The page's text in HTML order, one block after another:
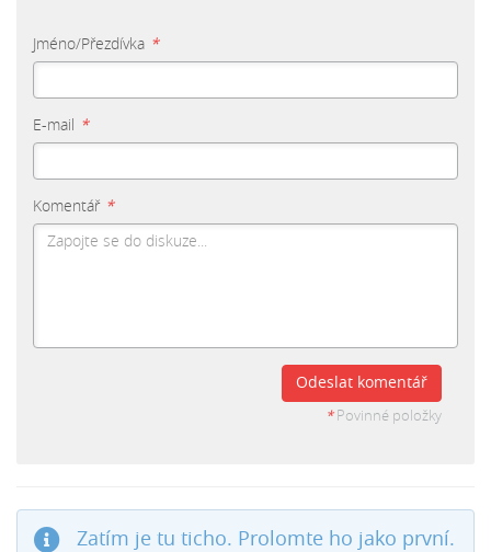
Jméno/Přezdívka *
E-mail *
Komentář *
Odeslat komentář
*Povinné položky
Zatím je tu ticho. Prolomte ho jako první.